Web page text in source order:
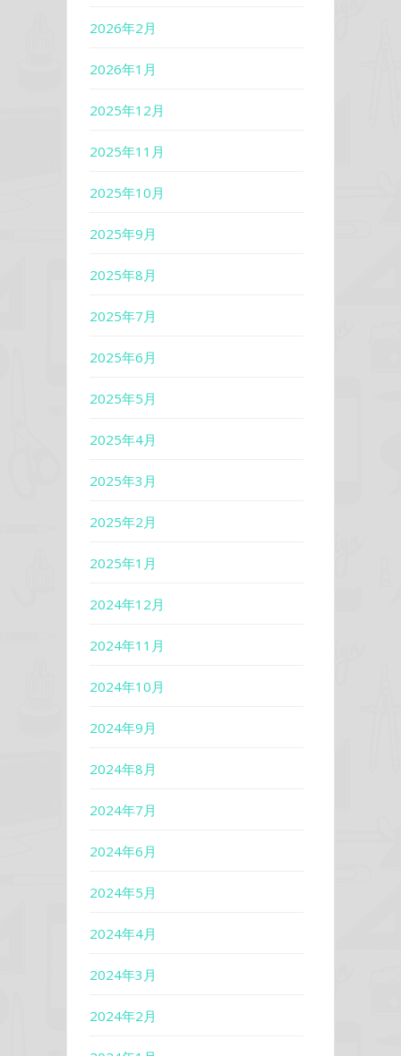
2026年2月
2026年1月
2025年12月
2025年11月
2025年10月
2025年9月
2025年8月
2025年7月
2025年6月
2025年5月
2025年4月
2025年3月
2025年2月
2025年1月
2024年12月
2024年11月
2024年10月
2024年9月
2024年8月
2024年7月
2024年6月
2024年5月
2024年4月
2024年3月
2024年2月